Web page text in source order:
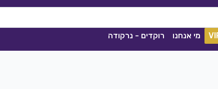
מי אנחנו רוקדים - נרקודה